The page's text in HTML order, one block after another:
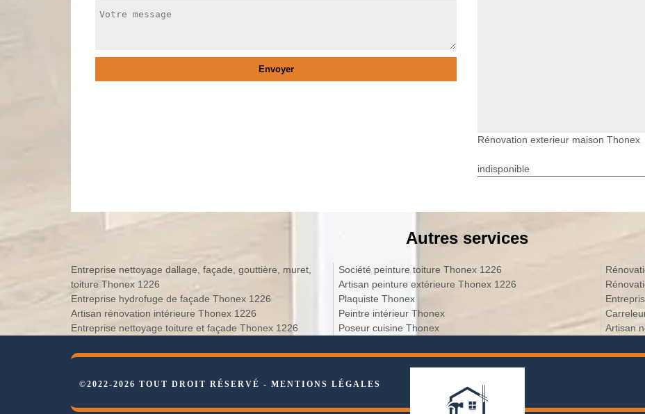
Rénovation exterieur maison Thonex
indisponible
Autres services
Entreprise nettoyage dallage, façade, gouttière, muret,
toiture Thonex 1226
Entreprise hydrofuge de façade Thonex 1226
Artisan rénovation intérieure Thonex 1226
Entreprise nettoyage toiture et façade Thonex 1226
Société peinture toiture Thonex 1226
Artisan peinture extérieure Thonex 1226
Plaquiste Thonex
Peintre intérieur Thonex
Poseur cuisine Thonex
Artisan
©2022-2026 TOUT DROIT RÉSERVÉ - MENTIONS LÉGALES